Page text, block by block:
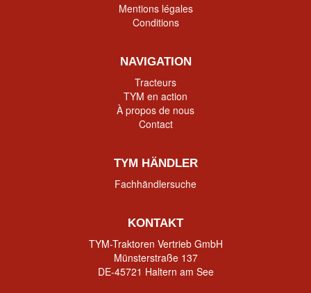
Mentions légales
Conditions
NAVIGATION
Tracteurs
TYM en action
À propos de nous
Contact
TYM HÄNDLER
Fachhändlersuche
KONTAKT
TYM-Traktoren Vertrieb GmbH
Münsterstraße 137
DE-45721 Haltern am See